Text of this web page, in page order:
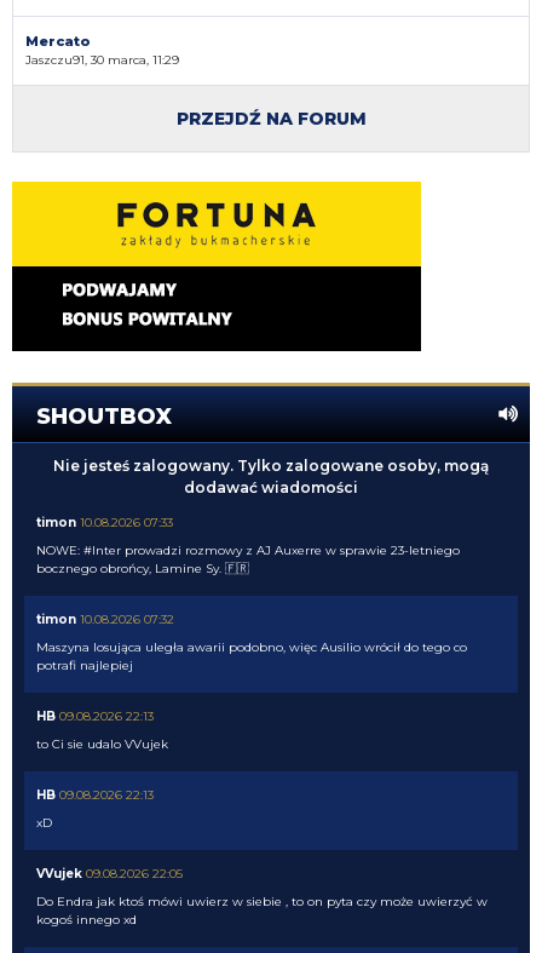
Mercato
Jaszczu91, 30 marca, 11:29
PRZEJDŹ NA FORUM
SHOUTBOX
Nie jesteś zalogowany. Tylko zalogowane osoby, mogą
dodawać wiadomości
timon 10.08.2026 07:33
NOWE: #Inter prowadzi rozmowy z AJ Auxerre w sprawie 23-letniego
bocznego obrońcy, Lamine Sy. 🇫🇷
timon 10.08.2026 07:32
Maszyna losująca uległa awarii podobno, więc Ausilio wrócił do tego co
potrafi najlepiej
HB 09.08.2026 22:13
to Ci sie udalo VVujek
HB 09.08.2026 22:13
xD
VVujek 09.08.2026 22:05
Do Endra jak ktoś mówi uwierz w siebie , to on pyta czy może uwierzyć w
kogoś innego xd